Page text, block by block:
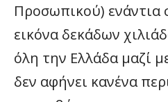
Προσωπικού) ενάντια
εικόνα δεκάδων
όλη την Ελλάδα μαζί
δεν αφήνει κανένα